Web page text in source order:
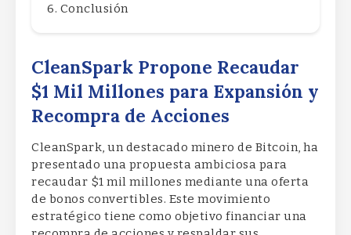
Conclusión
CleanSpark Propone Recaudar
$1 Mil Millones para Expansión y
Recompra de Acciones
CleanSpark, un destacado minero de Bitcoin, ha
presentado una propuesta ambiciosa para
recaudar $1 mil millones mediante una oferta
de bonos convertibles. Este movimiento
estratégico tiene como objetivo financiar una